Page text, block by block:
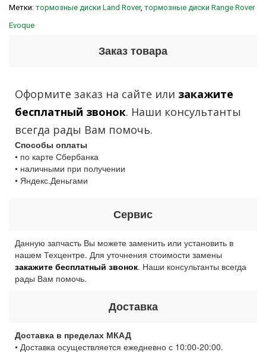
Метки: тормозные диски Land Rover, тормозные диски Range Rover
Evoque
Заказ товара
Оформите заказ на сайте или закажите
бесплатный звонок. Наши консультанты
всегда рады Вам помочь.
Способы оплаты
• по карте Сбербанка
• наличными при получении
• Яндекс.Деньгами
Сервис
Данную запчасть Вы можете заменить или установить в
нашем Техцентре. Для уточнения стоимости замены
закажите бесплатный звонок. Наши консультанты всегда
рады Вам помочь.
Доставка
Доставка в пределах МКАД
• Доставка осуществляется ежедневно с 10:00-20:00.